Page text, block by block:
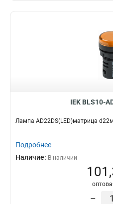
IEK BLS10-
Лампа AD22DS(LED)матрица
Подробнее
Наличие: В наличии
–